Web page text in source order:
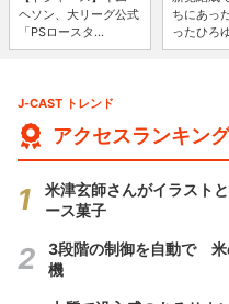
ヘソン、大リーグ公式
「PSロースタ...
ちにあっ
ったひろ
J-CAST トレンド
アクセスランキング
米津玄師さんがイラスト
ース菓子
3段階の制御を自動で 米
機